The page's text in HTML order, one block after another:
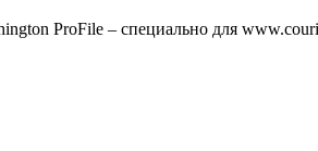
ProFile – специально для